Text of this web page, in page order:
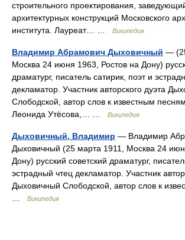
строительного проектирования,
архитектурных конструкций Московского
института. Лауреат… …
Википедия
Владимир Абрамович Дыховичный —
Москва 24 июня 1963, Ростов на Дону)
драматург, писатель сатирик, поэт и
декламатор. Участник авторского дуэта
Слободской, автор слов к известным
Леонида Утёсова,… …
Википедия
Дыховичный, Владимир — Владимир
Дыховичный (25 марта 1911, Москва 24
Дону) русский советский драматург,
эстрадный чтец декламатор. Участник
Дыховичный Слободской, автор слов к
…
Википедия